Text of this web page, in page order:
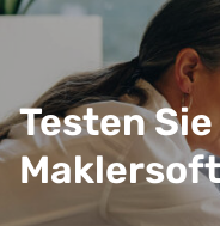
Testen